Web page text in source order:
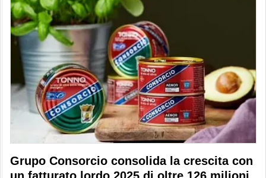
Grupo Consorcio consolida la crescita con